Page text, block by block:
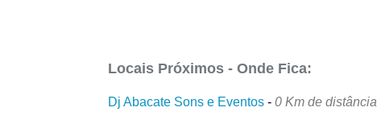
Locais Próximos - Onde Fica:
Dj Abacate Sons e Eventos -0 Km de distância